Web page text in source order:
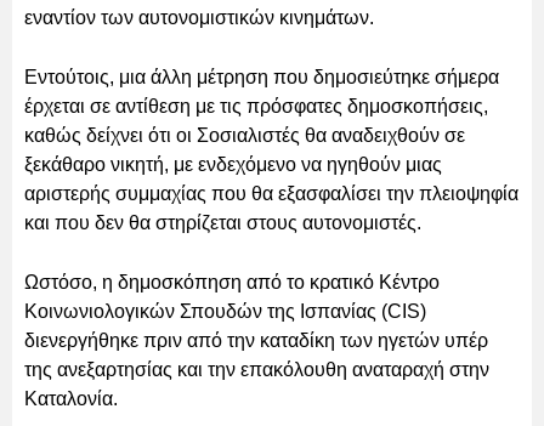
εναντίον των αυτονομιστικών κινημάτων.
Εντούτοις, μια άλλη μέτρηση που δημοσιεύτηκε σήμερα
έρχεται σε αντίθεση με τις πρόσφατες δημοσκοπήσεις,
καθώς δείχνει ότι οι Σοσιαλιστές θα αναδειχθούν σε
ξεκάθαρο νικητή, με ενδεχόμενο να ηγηθούν μιας
αριστερής συμμαχίας που θα εξασφαλίσει την πλειοψηφία
και που δεν θα στηρίζεται στους αυτονομιστές.
Ωστόσο, η δημοσκόπηση από το κρατικό Κέντρο
Κοινωνιολογικών Σπουδών της Ισπανίας (CIS)
διενεργήθηκε πριν από την καταδίκη των ηγετών υπέρ
της ανεξαρτησίας και την επακόλουθη αναταραχή στην
Καταλονία.